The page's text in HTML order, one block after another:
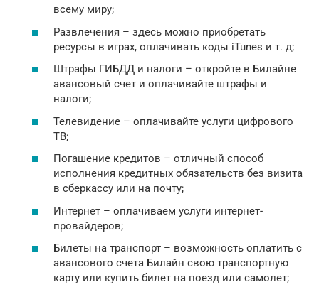
всему миру;
Развлечения – здесь можно приобретать
ресурсы в играх, оплачивать коды iTunes и т. д;
Штрафы ГИБДД и налоги – откройте в Билайне
авансовый счет и оплачивайте штрафы и
налоги;
Телевидение – оплачивайте услуги цифрового
ТВ;
Погашение кредитов – отличный способ
исполнения кредитных обязательств без визита
в сберкассу или на почту;
Интернет – оплачиваем услуги интернет-
провайдеров;
Билеты на транспорт – возможность оплатить с
авансового счета Билайн свою транспортную
карту или купить билет на поезд или самолет;